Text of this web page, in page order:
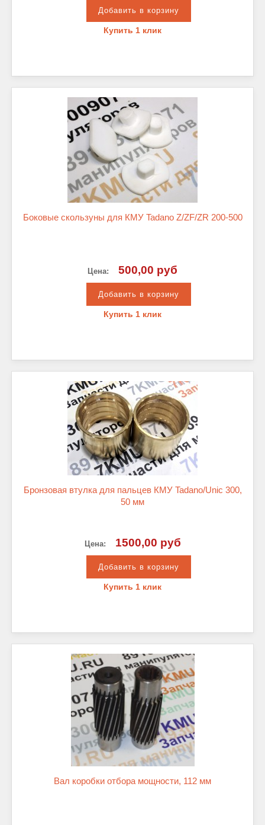
Купить 1 клик
Боковые скользуны для КМУ Tadano Z/ZF/ZR 200-500
Цена: 500,00 руб
Купить 1 клик
Бронзовая втулка для пальцев КМУ Tadano/Unic 300,
50 мм
Цена: 1500,00 руб
Купить 1 клик
Вал коробки отбора мощности, 112 мм